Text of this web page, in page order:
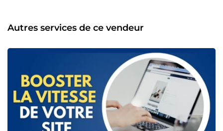
n’est pas tout ! Je peux également vous aider dans la
résolution de bugs ou d’erreurs sur WordPress et Shopify,
correctement, des problèmes de plugins, ou des
optimisations à réaliser pour améliorer vos performances.
Mes services incluent aussi : La personnalisation de
thèmes et plugins WordPress, pour que votre site
corresponde parfaitement à votre vision. L'optimisation de
vos sites web et boutiques pour un meilleur
référencement et une expérience utilisateur optimale. La
sécurisation de vos sites pour prévenir les attaques et
garantir leur bon fonctionnement. Mon objectif est simple :
Autres services de ce vendeur